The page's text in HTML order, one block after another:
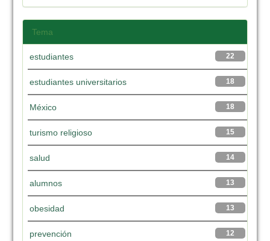
Tema
22
estudiantes
18
estudiantes universitarios
18
México
15
turismo religioso
14
salud
13
alumnos
13
obesidad
12
prevención